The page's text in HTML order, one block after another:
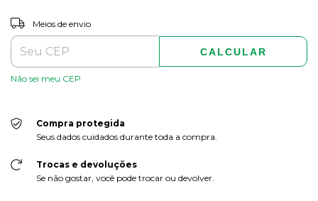
Entregas para o CEP:
Meios de envio
CALCULAR
Não sei meu CEP
Compra protegida
Seus dados cuidados durante toda a compra.
Trocas e devoluções
Se não gostar, você pode trocar ou devolver.